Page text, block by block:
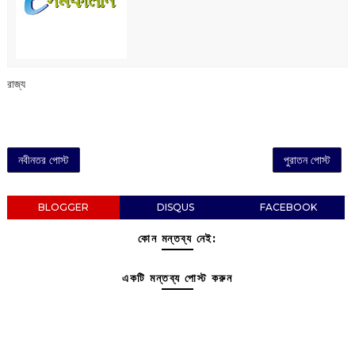
রাজ্য
নবীনতর পোস্ট পুরাতন পোস্ট
BLOGGER DISQUS FACEBOOK
কোন মন্তব্য নেই:
একটি মন্তব্য পোস্ট করুন